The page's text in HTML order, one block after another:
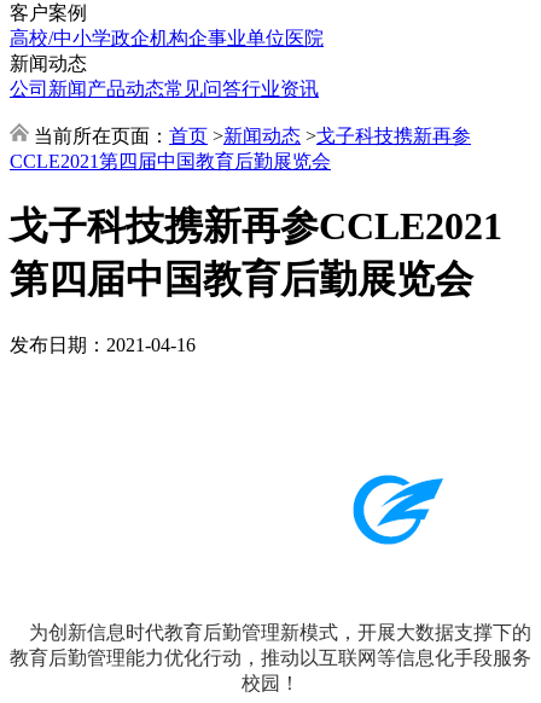
客户案例
高校/中小学政企机构企事业单位医院
新闻动态
公司新闻产品动态常见问答行业资讯
当前所在页面： 首页 >新闻动态 >戈子科技携新再参
CCLE2021第四届中国教育后勤展览会
戈子科技携新再参CCLE2021
第四届中国教育后勤展览会
发布日期：2021-04-16
为创新信息时代教育后勤管理新模式，开展大数据支撑下的
教育后勤管理能力优化行动，推动以互联网等信息化手段服务
校园！